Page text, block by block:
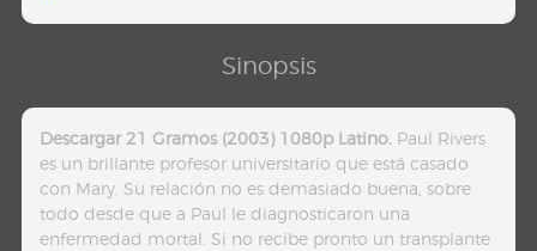
Sinopsis
Descargar 21 Gramos (2003) 1080p Latino. Paul Rivers
es un brillante profesor universitario que está casado
con Mary. Su relación no es demasiado buena, sobre
todo desde que a Paul le diagnosticaron una
enfermedad mortal. Si no recibe pronto un transplante